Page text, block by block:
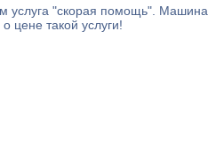
услуга "скорая помощь". Машина
цене такой услуги!